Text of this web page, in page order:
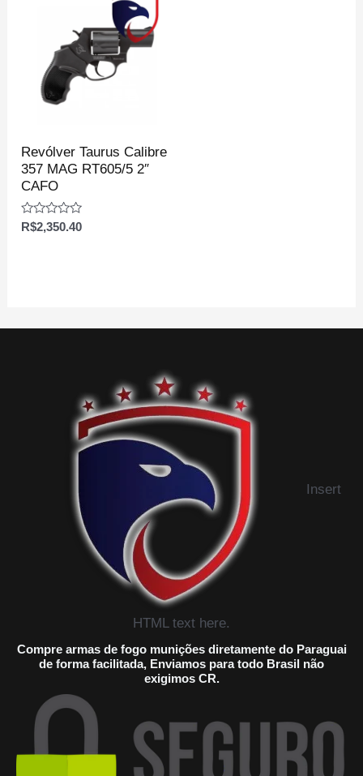
Revólver Taurus Calibre
357 MAG RT605/5 2″
CAFO
Avaliação
R$2,350.40
Insert
HTML text here.
Compre armas de fogo munições diretamente do Paraguai
de forma facilitada, Enviamos para todo Brasil não
exigimos CR.